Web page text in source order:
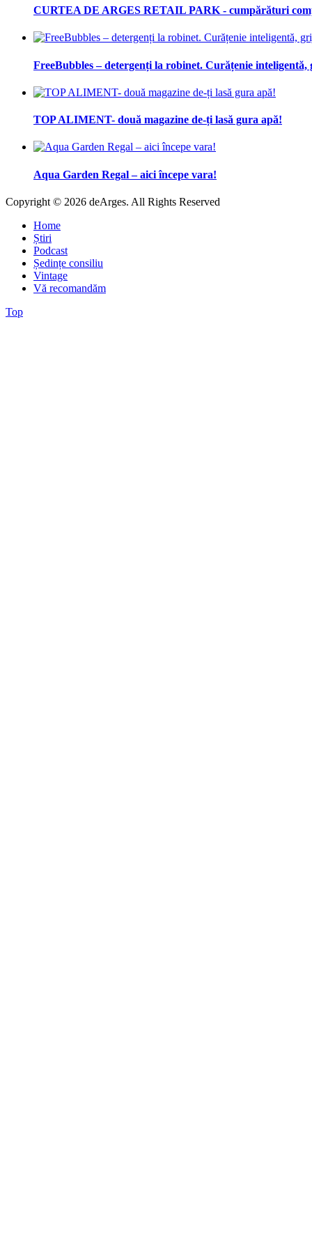
CURTEA DE ARGES RETAIL PARK - cumpărături
FreeBubbles – detergenți la robinet. Curățenie
TOP ALIMENT- două magazine de-ți lasă gura apă!
Aqua Garden Regal – aici începe vara!
Copyright © 2026 deArges. All Rights Reserved
Home
Știri
Podcast
Ședințe consiliu
Vintage
Vă recomandăm
Top